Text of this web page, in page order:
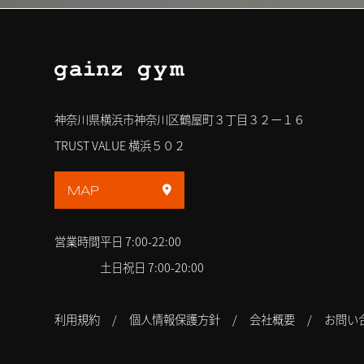
神奈川県横浜市神奈川区鶴屋町３丁目３２ー１６
TRUST VALUE 横浜５０２
MAP
営業時間平日 7:00-22:00
土日祝日 7:00-20:00
利用規約 個人情報保護方針 会社概要 お問い